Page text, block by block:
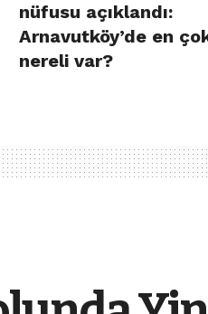
nüfusu açıklandı:
Arnavutköy’de en
nereli var?